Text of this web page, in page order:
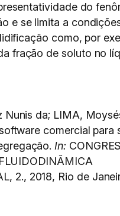
do
e se limita a
como, por
fração de soluto no
Nunis da; LIMA,
comercial para
In:
2., 2018, Rio de